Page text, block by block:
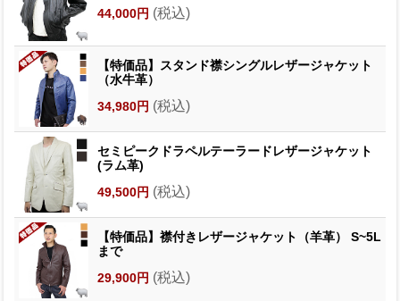
44,000円 (税込)
【特価品】スタンド襟シングルレザージャケット
（水牛革）
34,980円 (税込)
セミピークドラペルテーラードレザージャケット
(ラム革)
49,500円 (税込)
【特価品】襟付きレザージャケット（羊革） S~5L
まで
29,900円 (税込)